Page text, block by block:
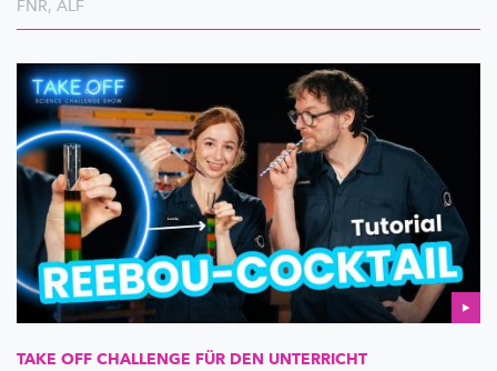
FNR, ALF
TAKE OFF CHALLENGE FÜR DEN UNTERRICHT